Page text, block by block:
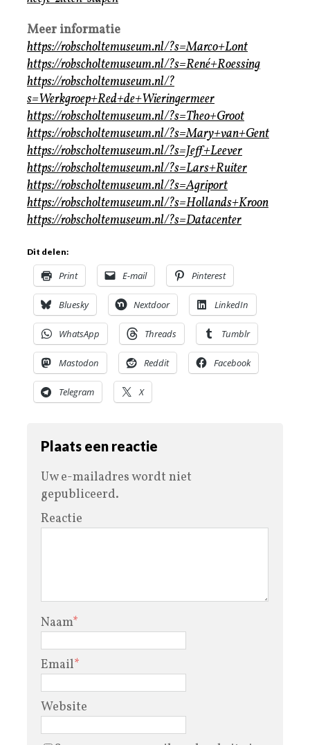
Meer informatie
https://robscholtemuseum.nl/?s=Marco+Lont
https://robscholtemuseum.nl/?s=René+Roessing
https://robscholtemuseum.nl/?
s=Werkgroep+Red+de+Wieringermeer
https://robscholtemuseum.nl/?s=Theo+Groot
https://robscholtemuseum.nl/?s=Mary+van+Gent
https://robscholtemuseum.nl/?s=Jeff+Leever
https://robscholtemuseum.nl/?s=Lars+Ruiter
https://robscholtemuseum.nl/?s=Agriport
https://robscholtemuseum.nl/?s=Hollands+Kroon
https://robscholtemuseum.nl/?s=Datacenter
Dit delen:
Print E-mail Pinterest
Bluesky Nextdoor LinkedIn
WhatsApp Threads Tumblr
Mastodon Reddit Facebook
Telegram X
Plaats een reactie
Uw e-mailadres wordt niet
gepubliceerd.
Reactie
Naam*
Email*
Website